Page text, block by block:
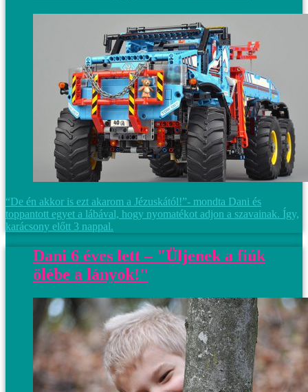
“De én akkor is ezt akarom a Jézuskától!”- mondta Dani és
toppantott egyet a lábával, hogy nyomatékot adjon a szavainak. Így,
karácsony előtt 3 nappal.
Dani 6 éves lett – "Üljenek a fiúk
ölébe a lányok!"